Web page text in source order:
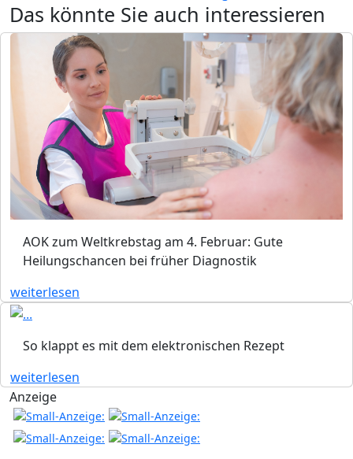
Das könnte Sie auch interessieren
AOK zum Weltkrebstag am 4. Februar: Gute
Heilungschancen bei früher Diagnostik
weiterlesen
So klappt es mit dem elektronischen Rezept
weiterlesen
Anzeige